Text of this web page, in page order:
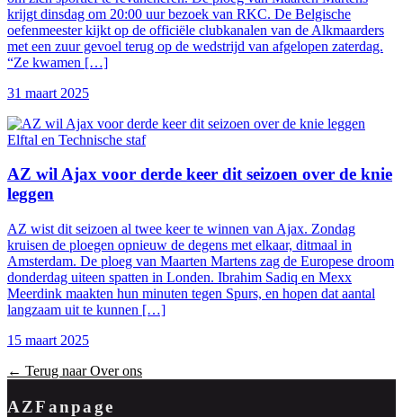
krijgt dinsdag om 20:00 uur bezoek van RKC. De Belgische
oefenmeester kijkt op de officiële clubkanalen van de Alkmaarders
met een zuur gevoel terug op de wedstrijd van afgelopen zaterdag.
“Ze kwamen […]
31 maart 2025
Elftal en Technische staf
AZ wil Ajax voor derde keer dit seizoen over de knie
leggen
AZ wist dit seizoen al twee keer te winnen van Ajax. Zondag
kruisen de ploegen opnieuw de degens met elkaar, ditmaal in
Amsterdam. De ploeg van Maarten Martens zag de Europese droom
donderdag uiteen spatten in Londen. Ibrahim Sadiq en Mexx
Meerdink maakten hun minuten tegen Spurs, en hopen dat aantal
langzaam uit te kunnen […]
15 maart 2025
← Terug naar Over ons
AZFanpage